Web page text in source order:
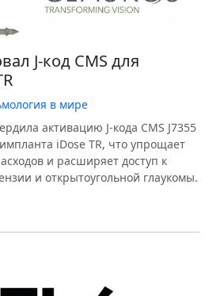
J-код CMS для
в мире
активацию J-кода CMS J7355
iDose TR, что упрощает
и расширяет доступ к
и открытоугольной глаукомы.